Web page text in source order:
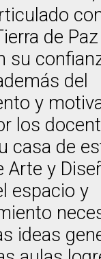
de
su
del
y
los
casa de
Arte y
espacio y
ideas